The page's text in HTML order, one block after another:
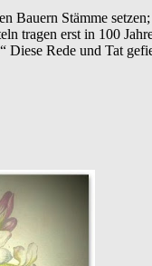
Bauern Stämme
tragen erst in 100
Rede und Tat